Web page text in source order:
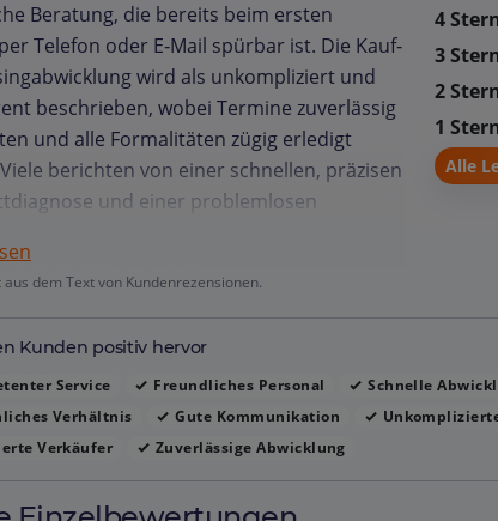
Beratung, die bereits beim ersten
Telefon oder E‑Mail spürbar ist. Die Kauf‑
wird als unkompliziert und
beschrieben, wobei Termine zuverlässig
und alle Formalitäten zügig erledigt
berichten von einer schnellen, präzisen
und einer problemlosen
bei der Finanzierung, sodass Kunden oft
auskommen. Auch die Abholung
des Fahrzeugs wird als gut organisiert
empfunden, wobei kleine Extras wie
oder ein kurzer Rundgang geschätzt
Der Service rund um Altfahrzeugabgabe und
wird als aufmerksam und ohne
erlebt. Insgesamt vermittelt das
ein vertrauenswürdiges Bild, das durch
dem Text von Kundenrezensionen.
4
3
2
1
Alle
Kunden positiv hervor
Service Freundliches Personal Schnelle
Verhältnis
Gute Kommunikation
Verkäufer
Zuverlässige Abwicklung